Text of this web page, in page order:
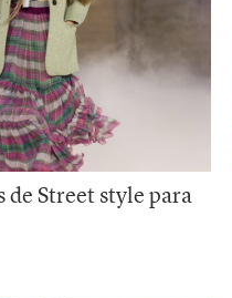
de Street style para